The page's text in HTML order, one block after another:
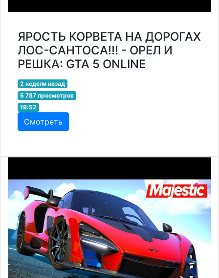
ЯРОСТЬ КОРВЕТА НА ДОРОГАХ
ЛОС-САНТОСА!!! - ОРЕЛ И
РЕШКА: GTA 5 ONLINE
2 недели назад
5 787 просмотров
19:52
Смотреть